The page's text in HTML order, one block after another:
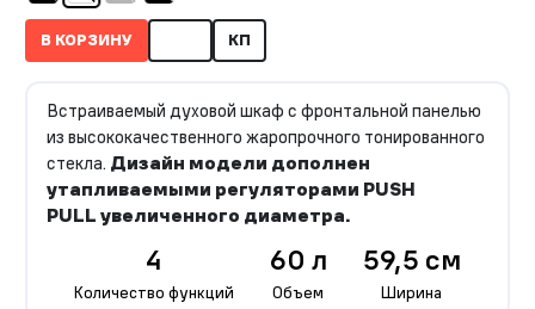
В КОРЗИНУ КП
Встраиваемый духовой шкаф с фронтальной панелью
из высококачественного жаропрочного тонированного
стекла. Дизайн модели дополнен
утапливаемыми регуляторами PUSH
PULL увеличенного диаметра.
4
Количество функций
60 л
Объем
59,5 см
Ширина